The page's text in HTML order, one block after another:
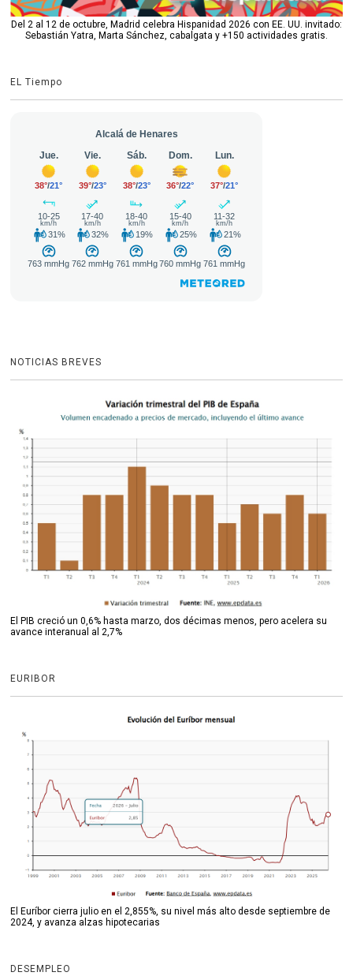
Del 2 al 12 de octubre, Madrid celebra Hispanidad 2026 con EE. UU. invitado:
Sebastián Yatra, Marta Sánchez, cabalgata y +150 actividades gratis.
EL Tiempo
NOTICIAS BREVES
El PIB creció un 0,6% hasta marzo, dos décimas menos, pero acelera su
avance interanual al 2,7%
EURIBOR
El Euríbor cierra julio en el 2,855%, su nivel más alto desde septiembre de
2024, y avanza alzas hipotecarias
DESEMPLEO